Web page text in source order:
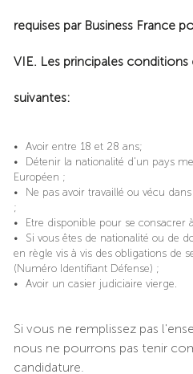
requises par Business France
VIE. Les principales
suivantes:
• Avoir entre 18 et 28 ans;
• Détenir la nationalité d’un pays
Européen ;
• Ne pas avoir travaillé ou vécu
;
• Etre disponible pour se consacrer
• Si vous êtes de nationalité ou de
en règle vis à vis des obligations de
(Numéro Identifiant Défense) ;
• Avoir un casier judiciaire vierge.
Si vous ne remplissez pas
nous ne pourrons pas tenir
candidature.